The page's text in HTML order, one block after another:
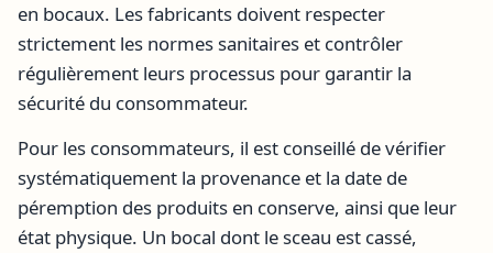
en bocaux. Les fabricants doivent respecter
strictement les normes sanitaires et contrôler
régulièrement leurs processus pour garantir la
sécurité du consommateur.
Pour les consommateurs, il est conseillé de vérifier
systématiquement la provenance et la date de
péremption des produits en conserve, ainsi que leur
état physique. Un bocal dont le sceau est cassé,